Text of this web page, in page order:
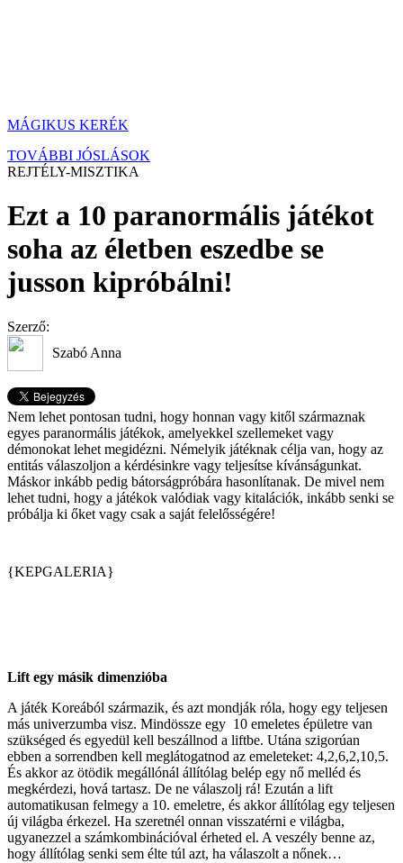
MÁGIKUS KERÉK
TOVÁBBI JÓSLÁSOK
REJTÉLY-MISZTIKA
Ezt a 10 paranormális játékot
soha az életben eszedbe se
jusson kipróbálni!
Szerző:
Szabó Anna
Nem lehet pontosan tudni, hogy honnan vagy kitől származnak
egyes paranormális játékok, amelyekkel szellemeket vagy
démonokat lehet megidézni. Némelyik játéknak célja van, hogy az
entitás válaszoljon a kérdésinkre vagy teljesítse kívánságunkat.
Máskor inkább pedig bátorságpróbára hasonlítanak. De mivel nem
lehet tudni, hogy a játékok valódiak vagy kitalációk, inkább senki se
próbálja ki őket vagy csak a saját felelősségére!
{KEPGALERIA}
Lift egy másik dimenzióba
A játék Koreából származik, és azt mondják róla, hogy egy teljesen
más univerzumba visz. Mindössze egy 10 emeletes épületre van
szükséged és egyedül kell beszállnod a liftbe. Utána szigorúan
ebben a sorrendben kell meglátogatnod az emeleteket: 4,2,6,2,10,5.
És akkor az ötödik megállónál állítólag belép egy nő melléd és
megkérdezi, hová tartasz. De ne válaszolj rá! Ezután a lift
automatikusan felmegy a 10. emeletre, és akkor állítólag egy teljesen
új világba érkezel. Ha szeretnél onnan visszatérni e világba,
ugyanezzel a számkombinációval érheted el. A veszély benne az,
hogy állítólag senki sem élte túl azt, ha válaszolt a nőnek…